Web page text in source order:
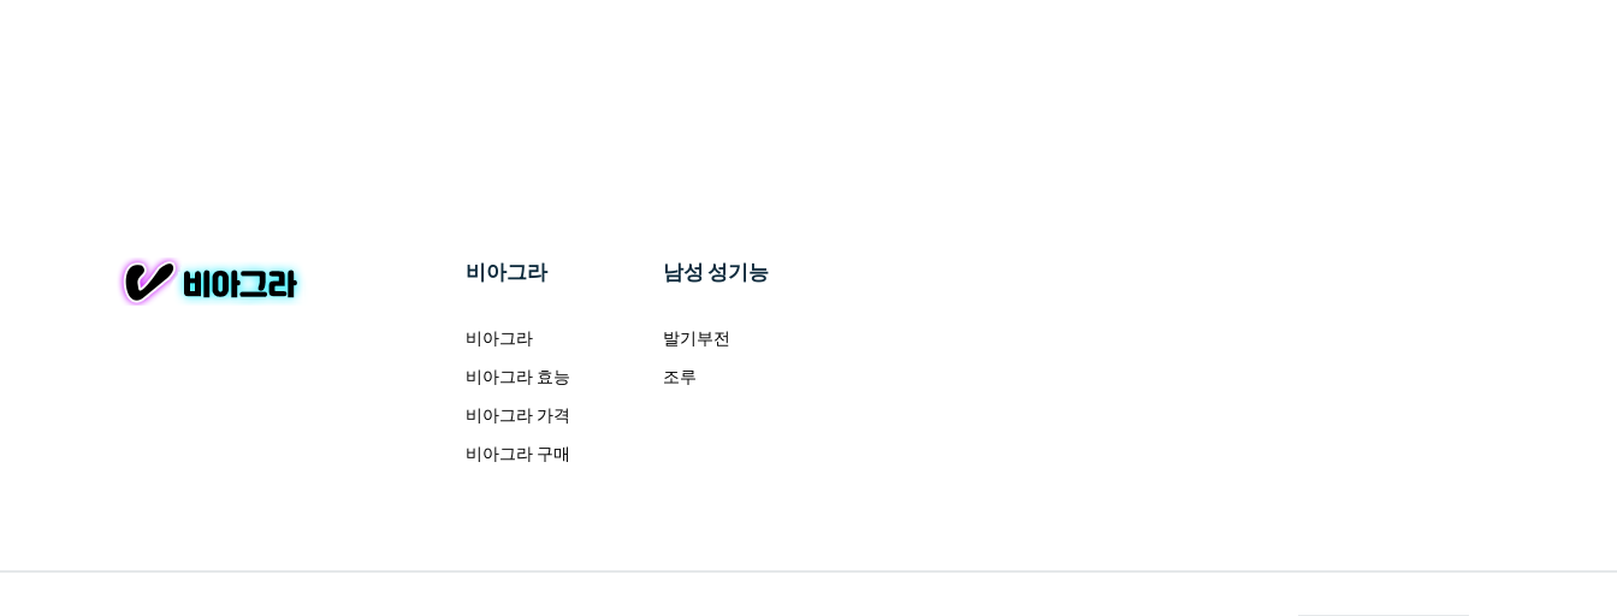
비아그라
비아그라
비아그라 효능
비아그라 가격
비아그라 구매
남성 성기능
발기부전
조루